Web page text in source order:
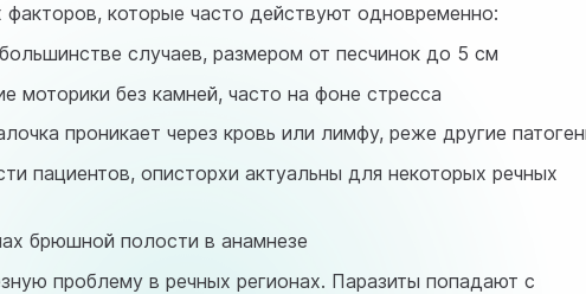
факторов, которые часто действуют одновременно:
случаев, размером от песчинок до 5 см
моторики без камней, часто на фоне стресса
проникает через кровь или лимфу, реже другие
пациентов, описторхи актуальны для некоторых речных
брюшной полости в анамнезе
проблему в речных регионах. Паразиты попадают с